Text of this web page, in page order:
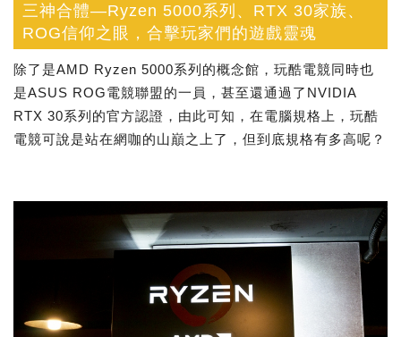
三神合體—Ryzen 5000系列、RTX 30家族、
ROG信仰之眼，合擊玩家們的遊戲靈魂
除了是AMD Ryzen 5000系列的概念館，玩酷電競同時也
是ASUS ROG電競聯盟的一員，甚至還通過了NVIDIA
RTX 30系列的官方認證，由此可知，在電腦規格上，玩酷
電競可說是站在網咖的山巔之上了，但到底規格有多高呢？